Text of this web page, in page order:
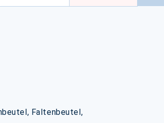
Faltenbeutel,